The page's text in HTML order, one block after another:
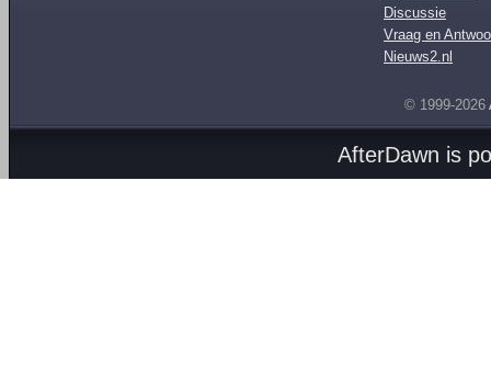
Discussie
Vraag en
Nieuws2.nl
© 1999-2026
AfterDawn is